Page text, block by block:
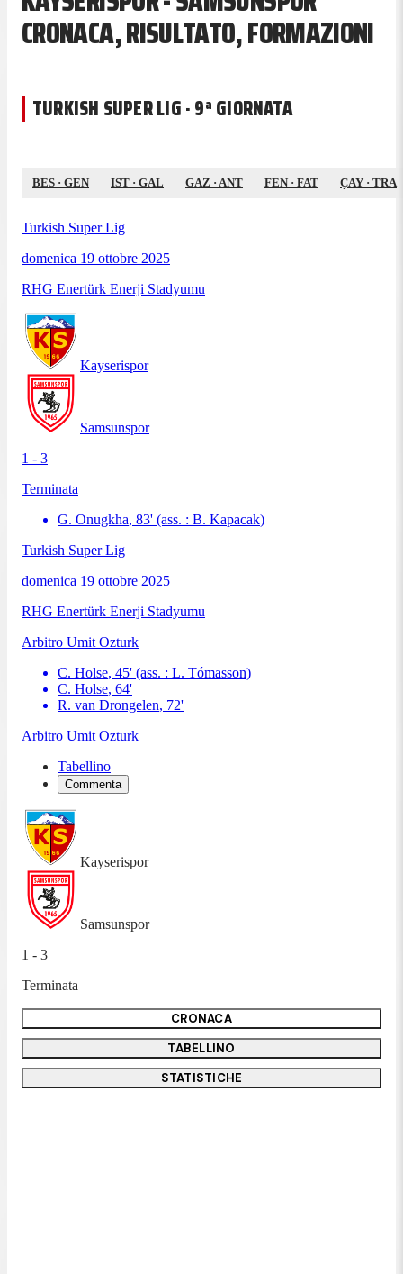
CRONACA, RISULTATO, FORMAZIONI
TURKISH SUPER LIG · 9ª GIORNATA
BES · GEN IST · GAL GAZ · ANT FEN · FAT ÇAY · TRA
Turkish Super Lig
domenica 19 ottobre 2025
RHG Enertürk Enerji Stadyumu
Kayserispor
Samsunspor
1 - 3
Terminata
G. Onugkha, 83' (ass. : B. Kapacak)
Turkish Super Lig
domenica 19 ottobre 2025
RHG Enertürk Enerji Stadyumu
Arbitro Umit Ozturk
C. Holse, 45' (ass. : L. Tómasson)
C. Holse, 64'
R. van Drongelen, 72'
Arbitro Umit Ozturk
Tabellino
Commenta
Kayserispor
Samsunspor
1 - 3
Terminata
CRONACA
TABELLINO
STATISTICHE